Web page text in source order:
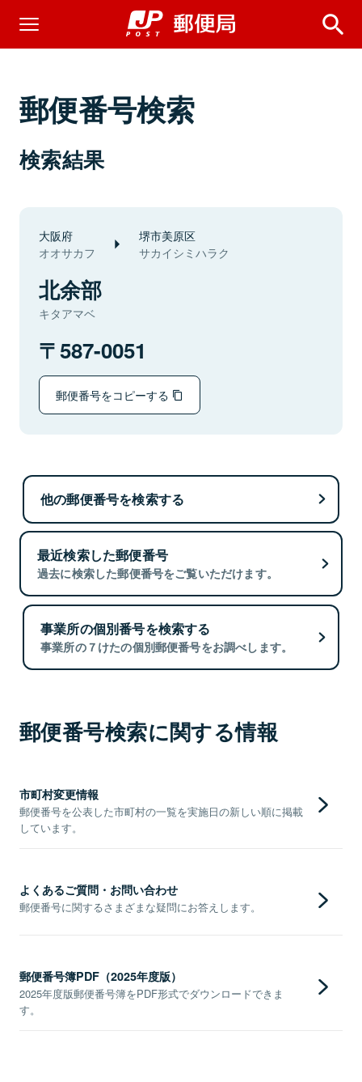
郵便番号検索
検索結果
大阪府
オオサカフ
堺市美原区
サカイシミハラク
北余部
キタアマベ
587-0051
郵便番号をコピーする
他の郵便番号を検索する
最近検索した郵便番号
過去に検索した郵便番号をご覧いただけます。
事業所の個別番号を検索する
事業所の７けたの個別郵便番号をお調べします。
郵便番号検索に関する情報
市町村変更情報
郵便番号を公表した市町村の一覧を実施日の新しい順に掲載
しています。
よくあるご質問・お問い合わせ
郵便番号に関するさまざまな疑問にお答えします。
郵便番号簿PDF（2025年度版）
2025年度版郵便番号簿をPDF形式でダウンロードできま
す。